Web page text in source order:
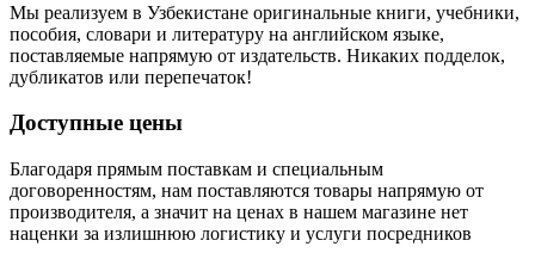
Мы реализуем в Узбекистане оригинальные книги, учебники,
пособия, словари и литературу на английском языке,
поставляемые напрямую от издательств. Никаких подделок,
дубликатов или перепечаток!
Доступные цены
Благодаря прямым поставкам и специальным
договоренностям, нам поставляются товары напрямую от
производителя, а значит на ценах в нашем магазине нет
наценки за излишнюю логистику и услуги посредников